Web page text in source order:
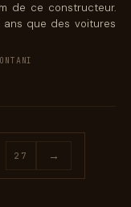
de ce constructeur.
que des voitures
27 →